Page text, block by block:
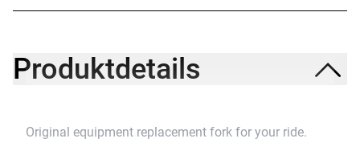
Produktdetails
Original equipment replacement fork for your ride.